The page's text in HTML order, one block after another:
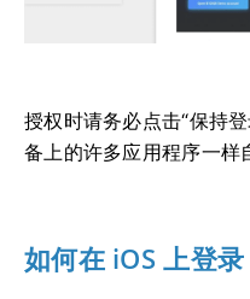
授权时请务必点击“保持
备上的许多应用程序一样
如何在 iOS 上登